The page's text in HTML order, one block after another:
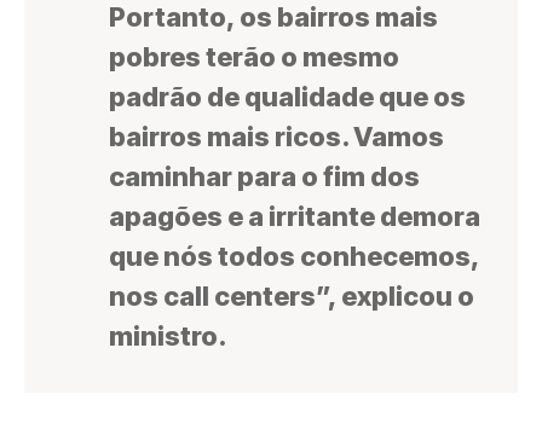
Portanto, os bairros mais
pobres terão o mesmo
padrão de qualidade que os
bairros mais ricos. Vamos
caminhar para o fim dos
apagões e a irritante demora
que nós todos conhecemos,
nos call centers”, explicou o
ministro.